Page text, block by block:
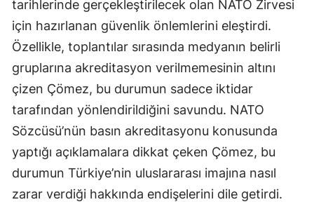
tarihlerinde gerçekleştirilecek olan NATO Zirvesi
için hazırlanan güvenlik önlemlerini eleştirdi.
Özellikle, toplantılar sırasında medyanın belirli
gruplarına akreditasyon verilmemesinin altını
çizen Çömez, bu durumun sadece iktidar
tarafından yönlendirildiğini savundu. NATO
Sözcüsü’nün basın akreditasyonu konusunda
yaptığı açıklamalara dikkat çeken Çömez, bu
durumun Türkiye’nin uluslararası imajına nasıl
zarar verdiği hakkında endişelerini dile getirdi.